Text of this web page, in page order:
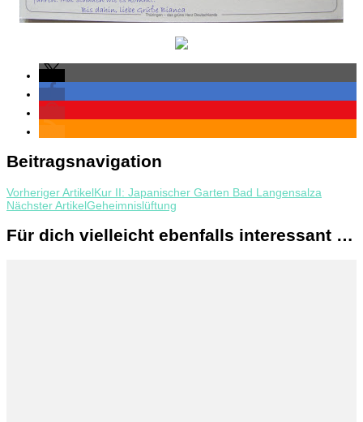
Beitragsnavigation
Vorheriger ArtikelKur II: Japanischer Garten Bad Langensalza
Nächster ArtikelGeheimnislüftung
Für dich vielleicht ebenfalls interessant …